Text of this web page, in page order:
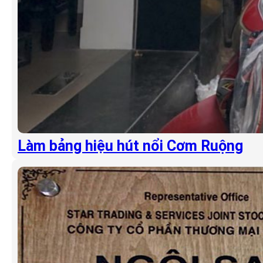
Làm bảng hiệu hút nổi Cơm Ruộng